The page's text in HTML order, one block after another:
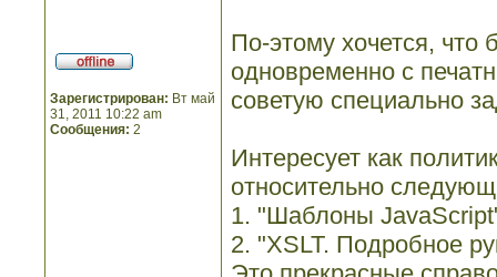
Зарегистрирован: Вт май
31, 2011 10:22 am
Сообщения: 2
По-этому хочется, что
одновременно с
советую специально
Интересует как
относительно
1. "Шаблоны
2. "XSLT. Подробное